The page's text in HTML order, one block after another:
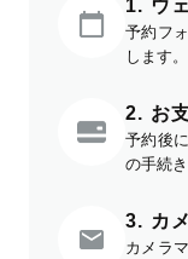
1. ウ
予約フ
します。
2. お
予約後
の手続
3. カ
カメラ